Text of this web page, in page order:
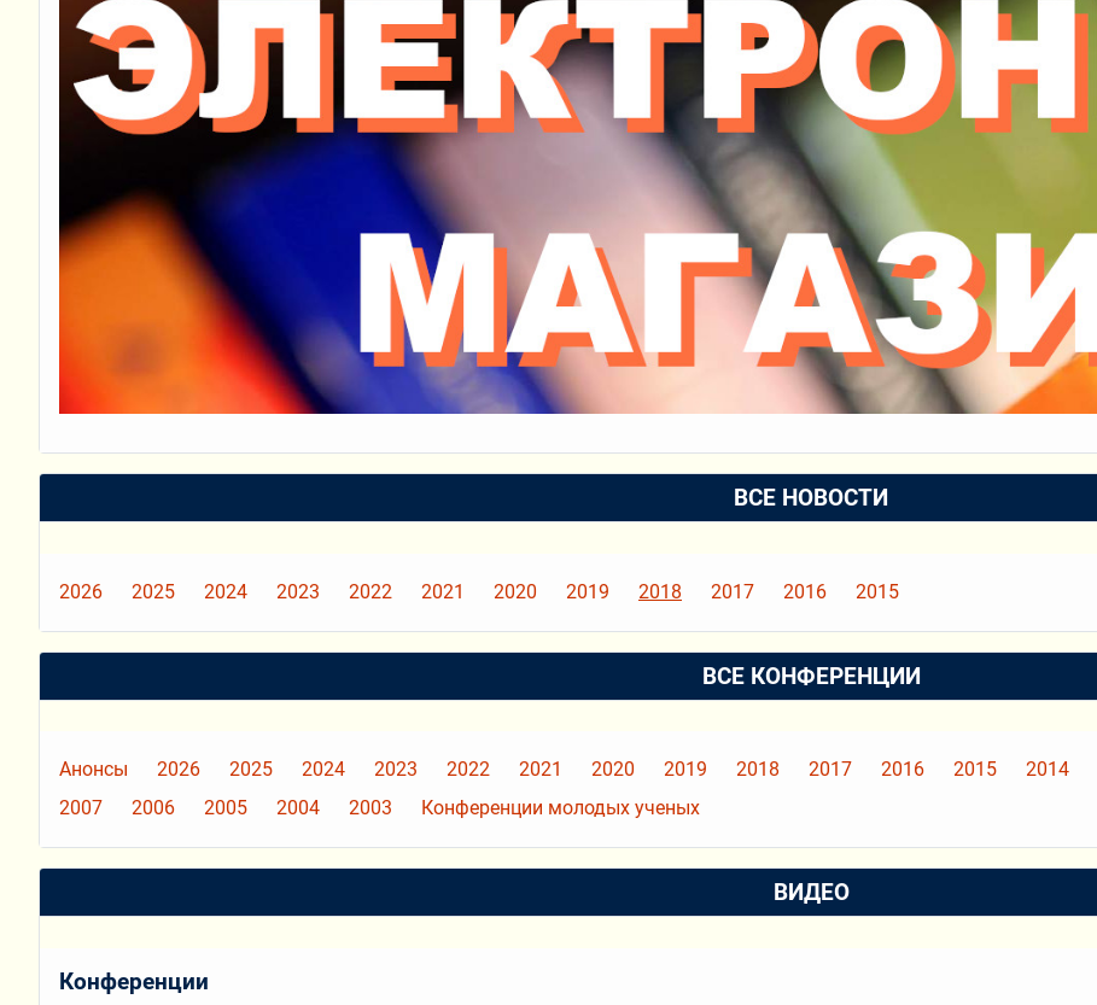
ВСЕ НОВОСТИ
2026 2025 2024 2023 2022 2021 2020 2019 2018 2017 2016 2015
ВСЕ КОНФЕРЕНЦИИ
Анонсы 2026 2025 2024 2023 2022 2021 2020 2019 2018 2017 2016 2015 2014
2007
2006 2005 2004 2003 Конференции молодых ученых
ВИДЕО
Конференции